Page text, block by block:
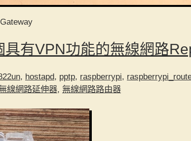
有VPN功能的無線網路
, hostapd, pptp, raspberrypi,
線網路延伸器, 無線網路路由器